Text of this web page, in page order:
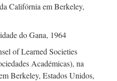
Califórnia em Berkeley,
do Gana, 1964
of Learned Societies
Académicas), na
Berkeley, Estados Unidos,